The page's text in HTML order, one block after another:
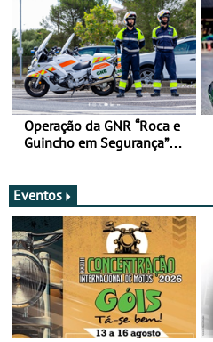
Operação da GNR “Roca e
Guincho em Segurança”
Eventos